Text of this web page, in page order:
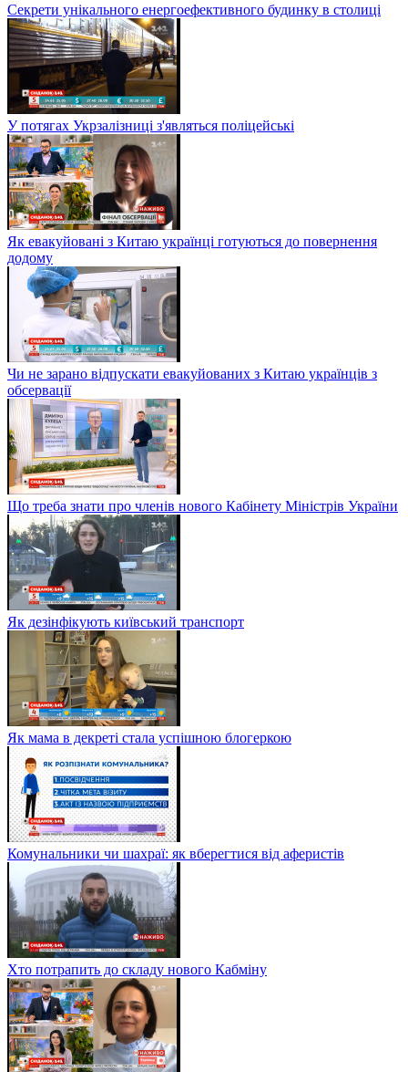
Секрети унікального енергоефективного будинку в столиці
У потягах Укрзалізниці з'являться поліцейські
Як евакуйовані з Китаю українці готуються до повернення
додому
Чи не зарано відпускати евакуйованих з Китаю українців з
обсервації
Що треба знати про членів нового Кабінету Міністрів України
Як дезінфікують київський транспорт
Як мама в декреті стала успішною блогеркою
Комунальники чи шахраї: як вберегтися від аферистів
Хто потрапить до складу нового Кабміну